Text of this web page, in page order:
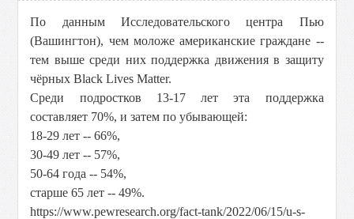
По данным Исследовательского центра Пью
(Вашингтон), чем моложе американские граждане --
тем выше среди них поддержка движения в защиту
чёрных Black Lives Matter.
Среди подростков 13-17 лет эта поддержка
составляет 70%, и затем по убывающей:
18-29 лет -- 66%,
30-49 лет -- 57%,
50-64 года -- 54%,
старше 65 лет -- 49%.
https://www.pewresearch.org/fact-tank/2022/06/15/u-s-